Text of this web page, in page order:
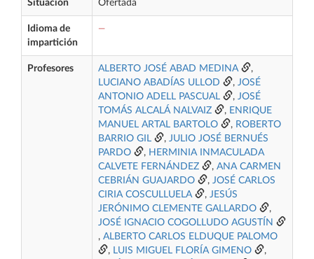
Situación Ofertada
Idioma de
impartición
—
Profesores ALBERTO JOSÉ ABAD MEDINA
,
LUCIANO ABADÍAS ULLOD
, JOSÉ
ANTONIO ADELL PASCUAL
, JOSÉ
TOMÁS ALCALÁ NALVAIZ
, ENRIQUE
MANUEL ARTAL BARTOLO
, ROBERTO
BARRIO GIL
, JULIO JOSÉ BERNUÉS
PARDO
, HERMINIA INMACULADA
CALVETE FERNÁNDEZ
, ANA CARMEN
CEBRIÁN GUAJARDO
, JOSÉ CARLOS
CIRIA COSCULLUELA
, JESÚS
JERÓNIMO CLEMENTE GALLARDO
,
JOSÉ IGNACIO COGOLLUDO AGUSTÍN
, ALBERTO CARLOS ELDUQUE PALOMO
, LUIS MIGUEL FLORÍA GIMENO
,